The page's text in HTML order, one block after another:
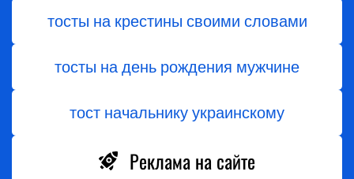
тосты на крестины своими словами
тосты на день рождения мужчине
тост начальнику украинскому
Реклама на сайте